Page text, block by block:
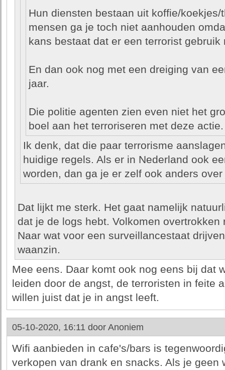
Hun diensten bestaan uit koffie/
mensen ga je toch niet aanhouden
kans bestaat dat er een terrorist
En dan ook nog met een dreiging van
jaar.
Die politie agenten zien even niet het
boel aan het terroriseren met deze actie.
Ik denk, dat die paar terrorisme
huidige regels. Als er in Nederland ook
worden, dan ga je er zelf ook anders
Dat lijkt me sterk. Het gaat namelijk
dat je de logs hebt. Volkomen
Naar wat voor een surveillancestaat
waanzin.
Mee eens. Daar komt ook nog eens bij dat
leiden door de angst, de terroristen in feite
willen juist dat je in angst leeft.
05-10-2020, 16:11 door Anoniem
Wifi aanbieden in cafe's/bars is
verkopen van drank en snacks. Als je geen